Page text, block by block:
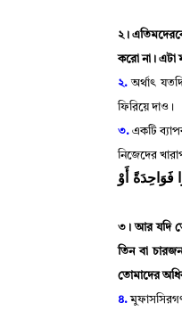
২ ।
করো না । এটা
২. অর্থাৎ
ফিরিয়ে দাও ।
৩. একটি
নিজেদের
فَوَاحِدَةً أَوْ
৩ । আর যদি
তিন বা
তোমাদের
৪.